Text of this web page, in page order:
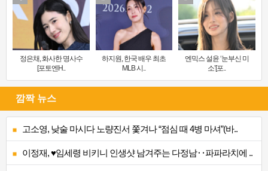
정은채, 화사한 명사수
[포토엔H..
하지원, 한국 배우 최초
MLB 시..
엔믹스 설윤 ‘눈부신 미
소’[포..
깜짝 뉴스
고소영, 낮술 마시다 노량진서 쫓겨나 “점심 때 4병 마셔”(바..
이정재, ♥임세령 비키니 인생샷 남겨주는 다정남‥파파라치에 ..